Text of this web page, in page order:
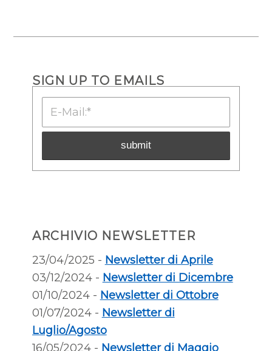
SIGN UP TO EMAILS
ARCHIVIO NEWSLETTER
23/04/2025 - Newsletter di Aprile
03/12/2024 - Newsletter di Dicembre
01/10/2024 - Newsletter di Ottobre
01/07/2024 - Newsletter di
Luglio/Agosto
16/05/2024 - Newsletter di Maggio